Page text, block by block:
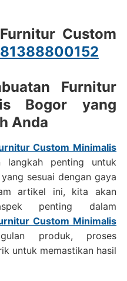
Custom
Furnitur
Bogor yang
Anda
Custom Minimalis
penting untuk
sesuai dengan gaya
artikel ini, kita akan
penting dalam
Custom Minimalis
produk, proses
untuk memastikan hasil